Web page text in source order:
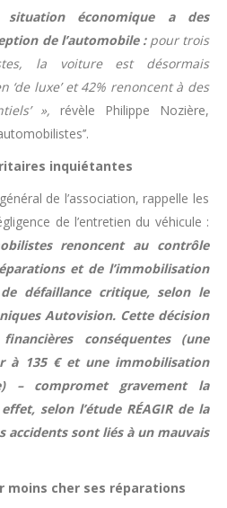
économique a des
de l’automobile :pour trois
la voiture est désormais
‘de luxe’ et 42% renoncent à des
», révèle Philippe Nozière,
inquiétantes
de l’association, rappelle les
de l’entretien du véhicule :
renoncent au contrôle
et de l’immobilisation
défaillance critique, selon le
Autovision. Cette décision
conséquentes (une
à 135 € et une immobilisation
– compromet gravement la
selon l’étude RÉAGIR de la
accidents sont liés à un mauvais
moins cher ses réparations